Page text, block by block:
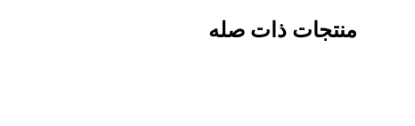
منتجات ذات صله